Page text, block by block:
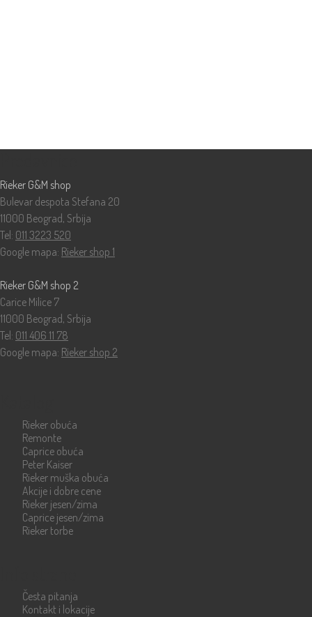
Rieker G&M shop
Bulevar despota Stefana 20
11000 Beograd, Srbija
Tel: 011 3223 520
Google mapa: Rieker shop 1
Rieker G&M shop 2
Carice Milice 7
11000 Beograd, Srbija
Tel: 011 406 11 78
Google mapa: Rieker shop 2
Rieker obuća
Remonte
Caprice obuća
Peter Kaiser
Rieker muška obuća
Akcije i dobre cene
Rieker jesen/zima
Caprice jesen/zima
Rieker torbe
Česta pitanja
Kontakt i lokacije